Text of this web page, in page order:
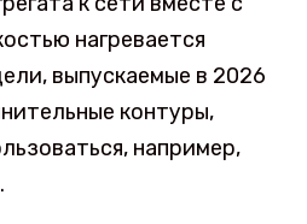
нагревается
выпускаемые в 2026
контуры,
например,